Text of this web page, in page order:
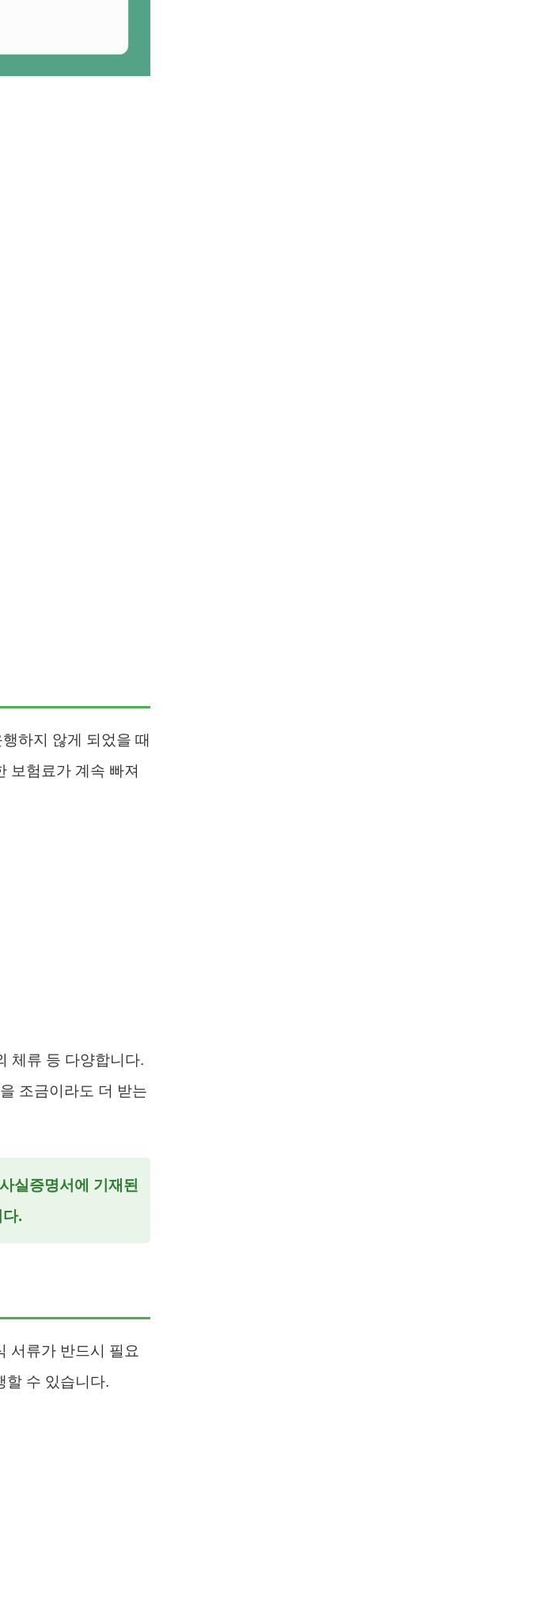
하지 않게 되었을 때
보험료가 계속 빠져
체류 등 다양합니다.
조금이라도 더 받는
실증명서에 기재된
.
서류가 반드시 필요
할 수 있습니다.